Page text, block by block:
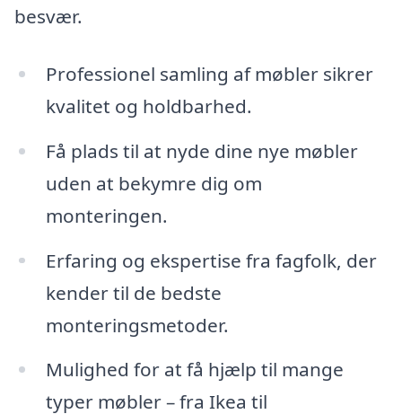
besvær.
Professionel samling af møbler sikrer
kvalitet og holdbarhed.
Få plads til at nyde dine nye møbler
uden at bekymre dig om
monteringen.
Erfaring og ekspertise fra fagfolk, der
kender til de bedste
monteringsmetoder.
Mulighed for at få hjælp til mange
typer møbler – fra Ikea til